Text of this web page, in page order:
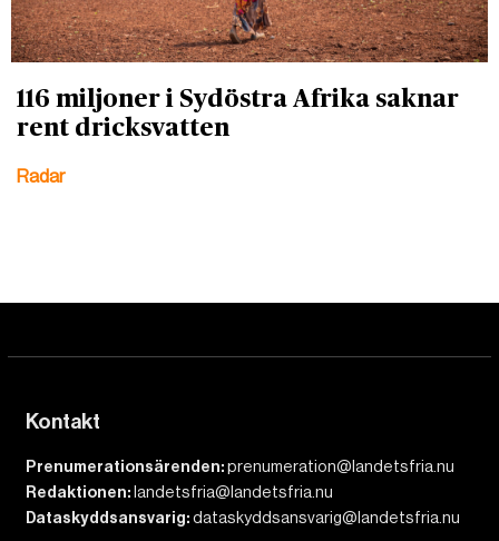
116 miljoner i Sydöstra Afrika saknar
rent dricksvatten
Radar
Kontakt
Prenumerationsärenden:prenumeration@landetsfria.nu
Redaktionen: landetsfria@landetsfria.nu
Dataskyddsansvarig:dataskyddsansvarig@landetsfria.nu